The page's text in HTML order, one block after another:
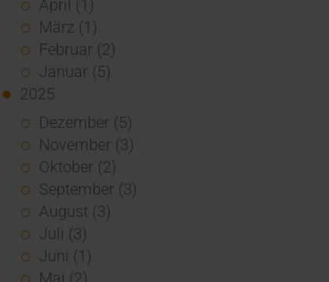
April (1)
März (1)
Februar (2)
Januar (5)
2025
Dezember (5)
November (3)
Oktober (2)
September (3)
August (3)
Juli (3)
Juni (1)
Mai (2)